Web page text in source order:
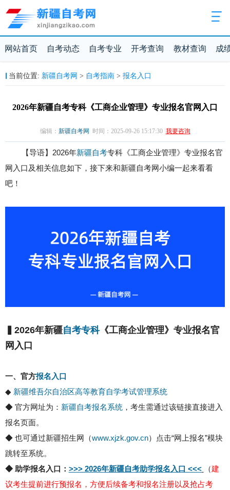
网站首页 自考动态 自考专业 开考查询 教材查询 成
当前位置: 新疆自考网 > 自考指南> 报名入口
2026年新疆自考专科《工商企业管理》专业报名官网入口
编辑： 新疆自考网 时间：2025-09-26 15:17:30 我要咨询
【导语】2026年新疆自考专科《工商企业管理》专业报名官
网入口及相关信息如下，接下来和新疆自考网小编一起来看看
吧！
▍2026年新疆自考专科《工商企业管理》专业报名官
网入口
一、官方报名入口
◆ ‌ 新疆维吾尔自治区高等教育自学考试管理系统‌
◆ 官方网址为： 新疆自考报名系统，考生需通过该链接直接进入
报名页面‌。
◆ 也可通过新疆招生网（www.xjzk.gov.cn）点击“网上报名”模块
跳转至系统‌。
◆ 助学报名入口： >>> 2026年新疆自考助学报名入口 <<< （建
议考生提前进行预报名，方便后续备考和报名注册以及抢占考